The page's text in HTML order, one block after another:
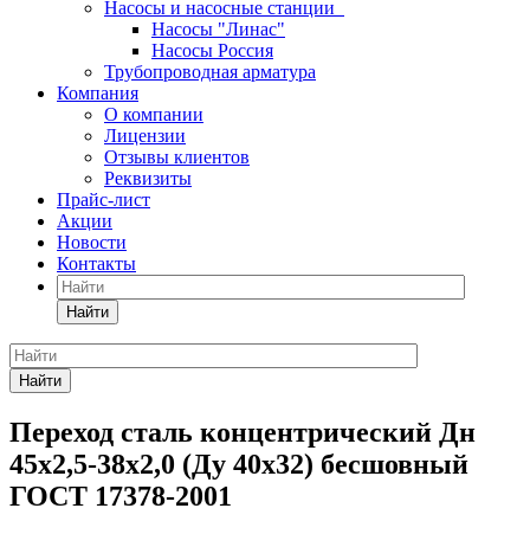
Насосы и насосные станции
Насосы "Линас"
Насосы Россия
Трубопроводная арматура
Компания
О компании
Лицензии
Отзывы клиентов
Реквизиты
Прайс-лист
Акции
Новости
Контакты
Найти
Найти
Переход сталь концентрический Дн
45х2,5-38х2,0 (Ду 40х32) бесшовный
ГОСТ 17378-2001